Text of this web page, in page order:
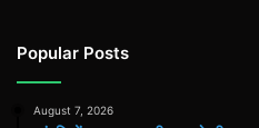
Popular Posts
August 7, 2026